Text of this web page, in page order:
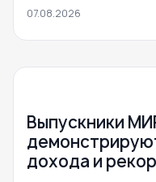
07.08.2026
Выпускники
дохода и